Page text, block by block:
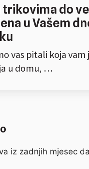
trikovima do
u Vašem
vas pitali koja vam
u domu, …
iz zadnjih mjesec